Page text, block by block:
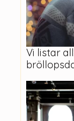
Vi listar